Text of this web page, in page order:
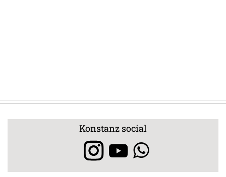
Konstanz social